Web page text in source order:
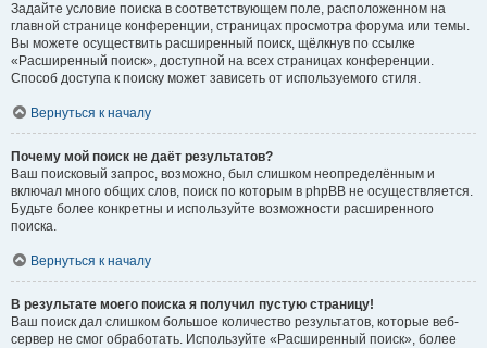
Задайте условие поиска в соответствующем поле, расположенном на
главной странице конференции, страницах просмотра форума или темы.
Вы можете осуществить расширенный поиск, щёлкнув по ссылке
«Расширенный поиск», доступной на всех страницах конференции.
Способ доступа к поиску может зависеть от используемого стиля.
Вернуться к началу
Почему мой поиск не даёт результатов?
Ваш поисковый запрос, возможно, был слишком неопределённым и
включал много общих слов, поиск по которым в phpBB не осуществляется.
Будьте более конкретны и используйте возможности расширенного
поиска.
Вернуться к началу
В результате моего поиска я получил пустую страницу!
Ваш поиск дал слишком большое количество результатов, которые веб-
сервер не смог обработать. Используйте «Расширенный поиск», более